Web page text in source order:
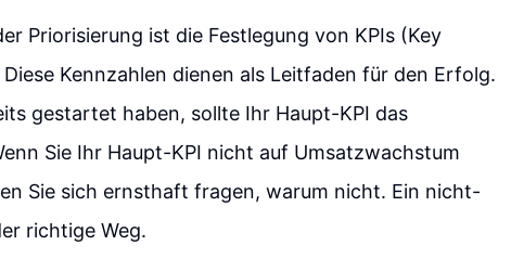
Priorisierung ist die Festlegung von KPIs (Key
Kennzahlen dienen als Leitfaden für den Erfolg.
gestartet haben, sollte Ihr Haupt-KPI das
Sie Ihr Haupt-KPI nicht auf Umsatzwachstum
Sie sich ernsthaft fragen, warum nicht. Ein nicht-
richtige Weg.